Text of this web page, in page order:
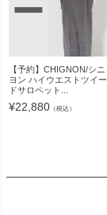
【予約】CHIGNON/シニ
ヨン ハイウエストツイー
ドサロペット...
¥22,880 （税込）